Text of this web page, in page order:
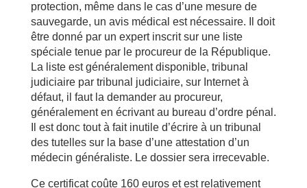
protection, même dans le cas d’une mesure de
sauvegarde, un avis médical est nécessaire. Il doit
être donné par un expert inscrit sur une liste
spéciale tenue par le procureur de la République.
La liste est généralement disponible, tribunal
judiciaire par tribunal judiciaire, sur Internet à
défaut, il faut la demander au procureur,
généralement en écrivant au bureau d’ordre pénal.
Il est donc tout à fait inutile d’écrire à un tribunal
des tutelles sur la base d’une attestation d’un
médecin généraliste. Le dossier sera irrecevable.
Ce certificat coûte 160 euros et est relativement